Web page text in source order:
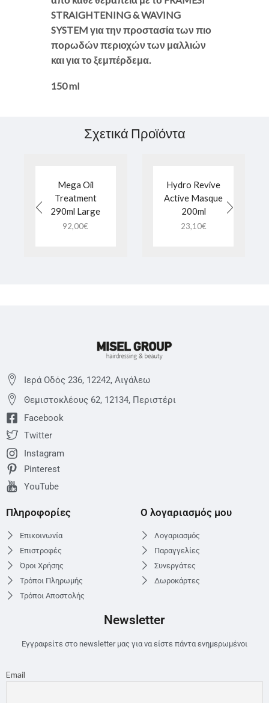
STRAIGHTENING & WAVING
SYSTEM για την προστασία των πιο
πορωδών περιοχών των μαλλιών
και για το ξεμπέρδεμα.
150 ml
Σχετικά Προϊόντα
Mega Oil
Treatment
290ml Large
92,00€
Hydro Revive
Active Masque
200ml
23,10€
Ιερά Οδός 236, 12242, Αιγάλεω
Θεμιστoκλέους 62, 12134, Περιστέρι
Facebook
Twitter
Instagram
Pinterest
YouTube
Πληροφορίες
Επικοινωνία
Επιστροφές
Όροι Χρήσης
Τρόποι Πληρωμής
Τρόποι Αποστολής
Ο λογαριασμός μου
Λογαριασμός
Παραγγελίες
Συνεργάτες
Δωροκάρτες
Newsletter
Εγγραφείτε στο newsletter μας για να είστε πάντα ενημερωμένοι
Email